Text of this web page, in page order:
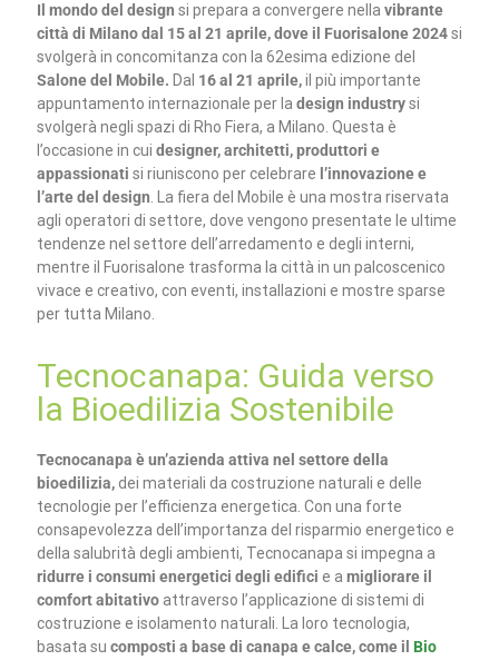
Il mondo del design si prepara a convergere nella vibrante
città di Milano dal 15 al 21 aprile, dove il Fuorisalone 2024si
svolgerà in concomitanza con la 62esima edizione del
Salone del Mobile. Dal 16 al 21 aprile,il più importante
appuntamento internazionale per la design industrysi
svolgerà negli spazi di Rho Fiera, a Milano. Questa è
l’occasione in cui designer, architetti, produttori e
appassionati si riuniscono per celebrare l’innovazione e
l’arte del design . La fiera del Mobile è una mostra riservata
agli operatori di settore, dove vengono presentate le ultime
tendenze nel settore dell’arredamento e degli interni,
mentre il Fuorisalone trasforma la città in un palcoscenico
vivace e creativo, con eventi, installazioni e mostre sparse
per tutta Milano.
Tecnocanapa: Guida verso
la Bioedilizia Sostenibile
Tecnocanapa è un’azienda attiva nel settore della
bioedilizia,dei materiali da costruzione naturali e delle
tecnologie per l’efficienza energetica. Con una forte
consapevolezza dell’importanza del risparmio energetico e
della salubrità degli ambienti, Tecnocanapa si impegna a
ridurre i consumi energetici degli edifici e a migliorare il
comfort abitativoattraverso l’applicazione di sistemi di
costruzione e isolamento naturali. La loro tecnologia,
basata su composti a base di canapa e calce, come il Bio